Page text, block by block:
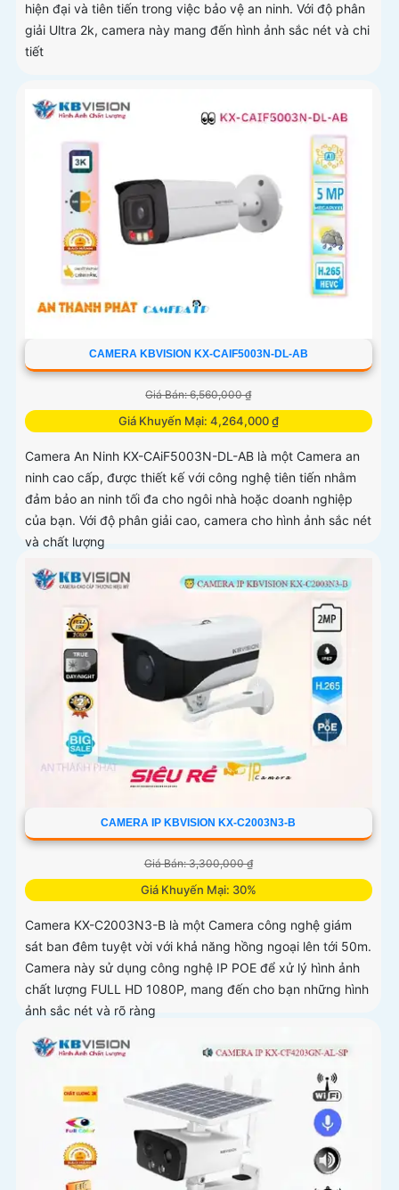
hiện đại và tiên tiến trong việc bảo vệ an ninh. Với độ phân
giải Ultra 2k, camera này mang đến hình ảnh sắc nét và chi
tiết
CAMERA KBVISION KX-CAIF5003N-DL-AB
Giá Bán: 6,560,000 ₫
Giá Khuyến Mại: 4,264,000 ₫
Camera An Ninh KX-CAiF5003N-DL-AB là một Camera an
ninh cao cấp, được thiết kế với công nghệ tiên tiến nhằm
đảm bảo an ninh tối đa cho ngôi nhà hoặc doanh nghiệp
của bạn. Với độ phân giải cao, camera cho hình ảnh sắc nét
và chất lượng
CAMERA IP KBVISION KX-C2003N3-B
Giá Bán: 3,300,000 ₫
Giá Khuyến Mại: 30%
Camera KX-C2003N3-B là một Camera công nghệ giám
sát ban đêm tuyệt vời với khả năng hồng ngoại lên tới 50m.
Camera này sử dụng công nghệ IP POE để xử lý hình ảnh
chất lượng FULL HD 1080P, mang đến cho bạn những hình
ảnh sắc nét và rõ ràng